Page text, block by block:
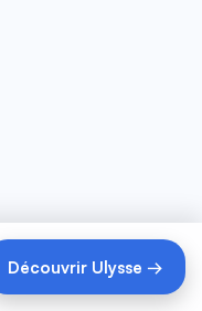
Découvrir Ulysse →